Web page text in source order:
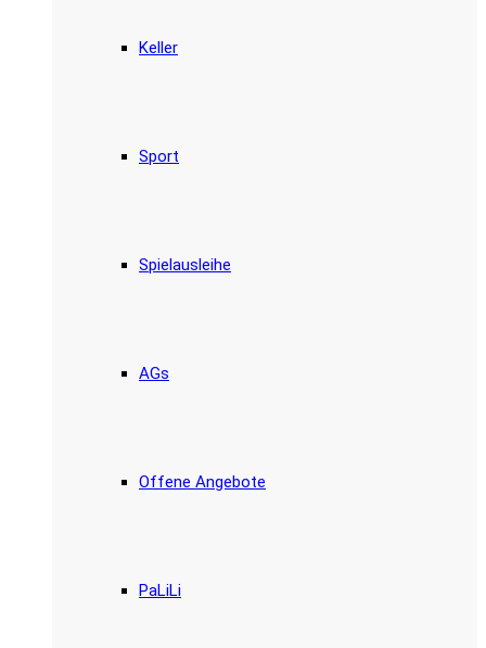
Keller
Sport
Spielausleihe
AGs
Offene Angebote
PaLiLi